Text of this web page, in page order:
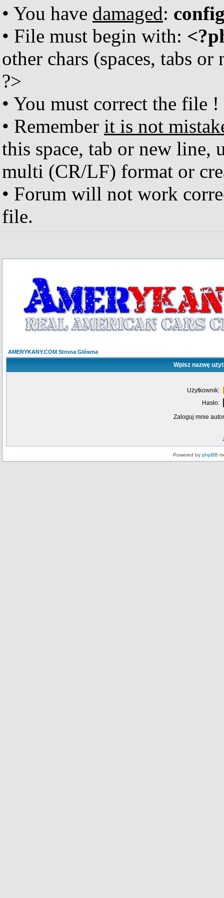
• You have damaged:
• File must begin with:
other chars (spaces, tabs
?>
• You must correct the file !
• Remember it is not
this space, tab or new line,
multi (CR/LF) format or
• Forum will not work
file.
AMERYKANY.COM Strona Główna
Wpisz nazwę
Użytkownik:
Hasło:
Zaloguj mnie
Powered by phpBB